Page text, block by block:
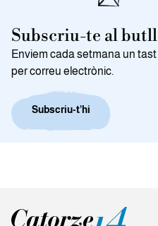
Subscriu-te al
Enviem cada setmana un
per correu electrònic.
Subscriu-t’hi